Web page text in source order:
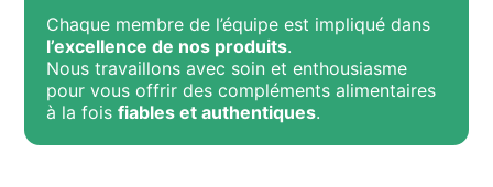
Chaque membre de l’équipe est impliqué dans
l’excellence de nos produits.
Nous travaillons avec soin et enthousiasme
pour vous offrir des compléments alimentaires
à la foisfiables et authentiques.